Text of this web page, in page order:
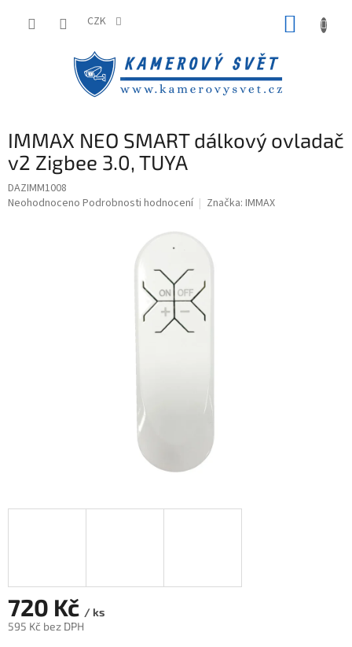
CZK
IMMAX NEO SMART dálkový ovladač
v2 Zigbee 3.0, TUYA
DAZIMM1008
Průměrné
Neohodnoceno Podrobnosti hodnocení Značka: IMMAX
720 Kč / ks
595 Kč bez DPH